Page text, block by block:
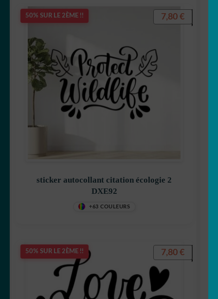
50% SUR LE 2ÈME !!
sticker autocollant citation écologie 2
DXE92
+63 COULEURS
7,80 €
50% SUR LE 2ÈME !! 7,80 €